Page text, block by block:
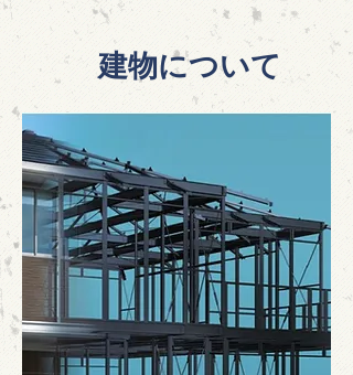
建物について